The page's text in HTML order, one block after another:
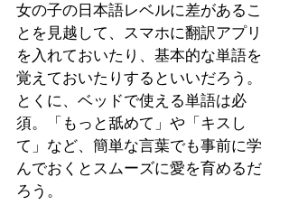
女の子の日本語レベルに差があるこ
とを見越して、スマホに翻訳アプリ
を入れておいたり、基本的な単語を
覚えておいたりするといいだろう。
とくに、ベッドで使える単語は必
須。「もっと舐めて」や「キスし
て」など、簡単な言葉でも事前に学
んでおくとスムーズに愛を育めるだ
ろう。